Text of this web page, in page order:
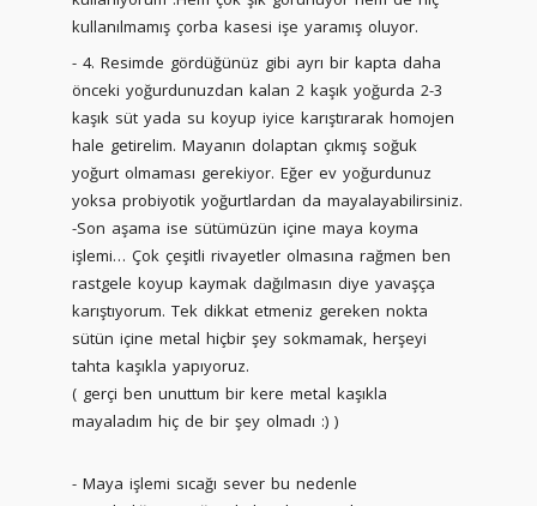
kullanılmamış çorba kasesi işe yaramış oluyor.
- 4. Resimde gördüğünüz gibi ayrı bir kapta daha
önceki yoğurdunuzdan kalan 2 kaşık yoğurda 2-3
kaşık süt yada su koyup iyice karıştırarak homojen
hale getirelim. Mayanın dolaptan çıkmış soğuk
yoğurt olmaması gerekiyor. Eğer ev yoğurdunuz
yoksa probiyotik yoğurtlardan da mayalayabilirsiniz.
-Son aşama ise sütümüzün içine maya koyma
işlemi… Çok çeşitli rivayetler olmasına rağmen ben
rastgele koyup kaymak dağılmasın diye yavaşça
karıştıyorum. Tek dikkat etmeniz gereken nokta
sütün içine metal hiçbir şey sokmamak, herşeyi
tahta kaşıkla yapıyoruz.
( gerçi ben unuttum bir kere metal kaşıkla
mayaladım hiç de bir şey olmadı :) )
- Maya işlemi sıcağı sever bu nedenle